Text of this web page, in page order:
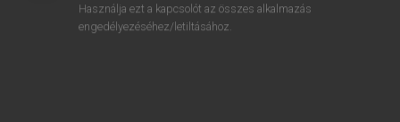
ONLINE NYELVVIZSGA
Használja ezt a kapcsolót az összes alkalmazás
engedélyezéséhez/letiltásához.